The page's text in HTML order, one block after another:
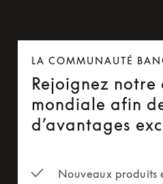
LA COMMUNAUTÉ
Rejoignez notre
mondiale afin
d’avantages
Nouveaux produits